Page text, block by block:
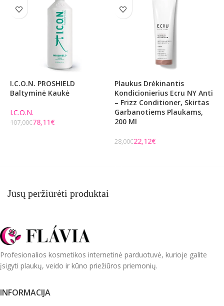
I.C.O.N. PROSHIELD
Baltyminė Kaukė
I.C.O.N.
107,00€78,11€
Plaukus Drėkinantis
Kondicionierius Ecru NY Anti
– Frizz Conditioner, Skirtas
Garbanotiems Plaukams,
200 Ml
28,00€22,12€
Jūsų peržiūrėti produktai
Profesionalios kosmetikos internetinė parduotuvė, kurioje galite
įsigyti plaukų, veido ir kūno priežiūros priemonių.
INFORMACIJA